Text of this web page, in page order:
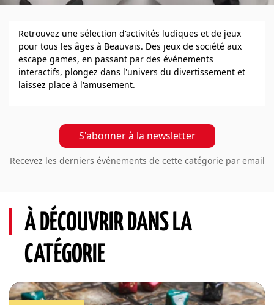
Retrouvez une sélection d'activités ludiques et de jeux
pour tous les âges à Beauvais. Des jeux de société aux
escape games, en passant par des événements
interactifs, plongez dans l'univers du divertissement et
laissez place à l'amusement.
S'abonner à la newsletter
Recevez les derniers événements de cette catégorie par email
À DÉCOUVRIR DANS LA
CATÉGORIE